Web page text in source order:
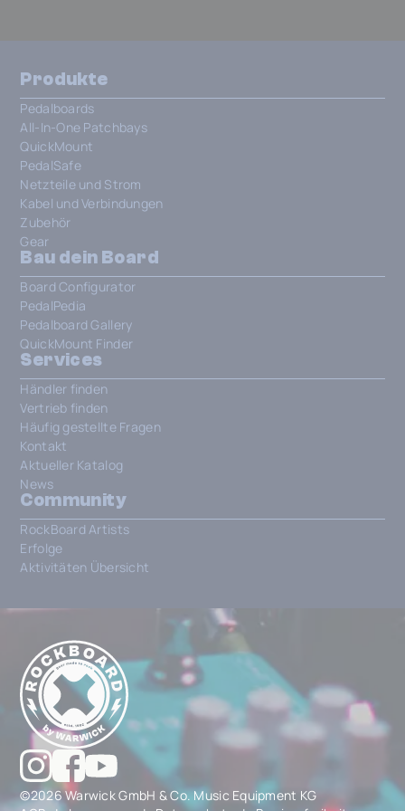
Produkte
Pedalboards
All-In-One Patchbays
QuickMount
PedalSafe
Netzteile und Strom
Kabel und Verbindungen
Zubehör
Gear
Bau dein Board
Board Configurator
PedalPedia
Pedalboard Gallery
QuickMount Finder
Services
Händler finden
Vertrieb finden
Häufig gestellte Fragen
Kontakt
Aktueller Katalog
News
Community
RockBoard Artists
Erfolge
Aktivitäten Übersicht
©2026 Warwick GmbH & Co. Music Equipment KG